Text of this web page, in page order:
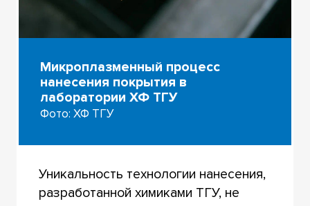
Микроплазменный процесс
нанесения покрытия в
лаборатории ХФ ТГУ
Фото: ХФ ТГУ
Уникальность технологии нанесения,
разработанной химиками ТГУ, не